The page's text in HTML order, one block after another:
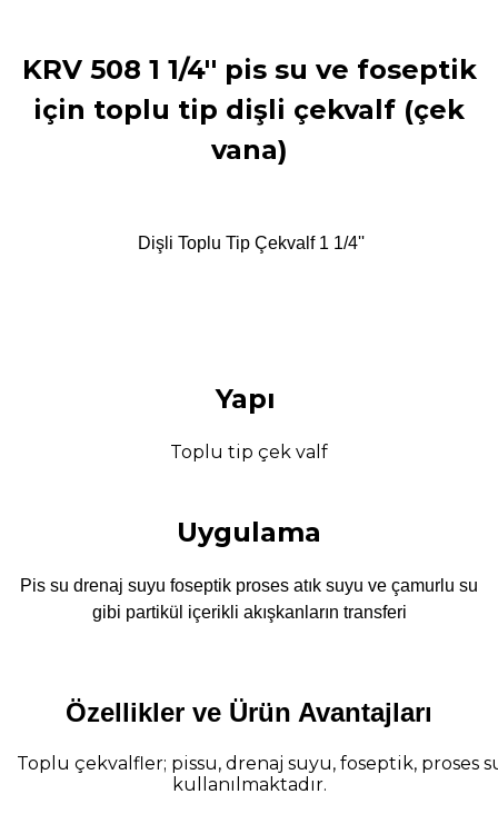
KRV 508 1 1/4'' pis su ve foseptik
için toplu tip dişli çekvalf (çek
vana)
Dişli Toplu Tip Çekvalf 1 1/4''
Yapı
Toplu tip çek valf
Uygulama
Pis su drenaj suyu foseptik proses atık suyu ve çamurlu su
gibi partikül içerikli akışkanların transferi
Özellikler ve Ürün Avantajları
Toplu çekvalfler; pissu, drenaj suyu, foseptik,
kullanılmaktadır.